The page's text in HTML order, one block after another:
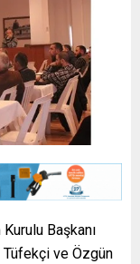
Başkanı
Tüfekçi ve Özgün